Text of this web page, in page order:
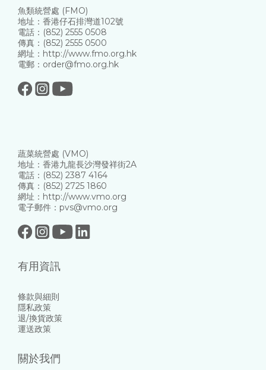
魚類統營處 (FMO)
地址：香港仔石排灣道102號
電話：(852) 2555 0508
傳真：(852) 2555 0500
網址：http://www.fmo.org.hk
電郵：order@fmo.org.hk
蔬菜統營處 (VMO)
地址：香港九龍長沙灣發祥街2A
電話：(852) 2387 4164
傳真：(852) 2725 1860
網址：http://www.vmo.org
電子郵件：pvs@vmo.org
有用資訊
條款與細則
隱私政策
退/換貨政策
運送政策
關於我們